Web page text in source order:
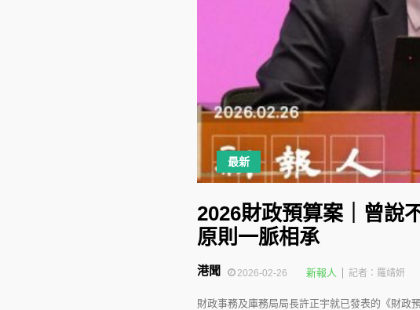
最新
2026財政預算案｜曾
原則一脈相承
2026-02-26
港聞 新報人 記者：羅靖妍
財政事務及庫務局局長許正宇就已發表的《財政